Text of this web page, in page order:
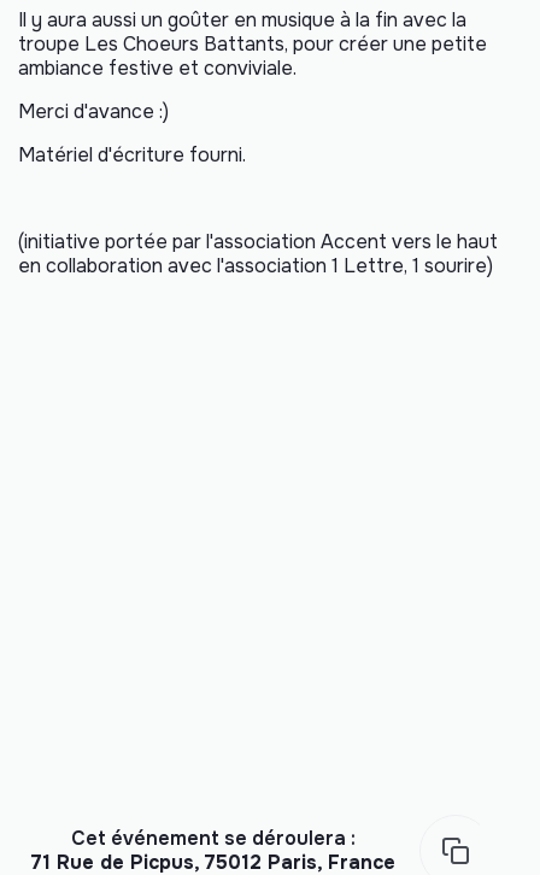
Il y aura aussi un goûter en musique à la fin avec la
troupe Les Choeurs Battants, pour créer une petite
ambiance festive et conviviale.
Merci d'avance :)
Matériel d'écriture fourni.
(initiative portée par l'association Accent vers le haut
en collaboration avec l'association 1 Lettre, 1 sourire)
Cet événement se déroulera :
71 Rue de Picpus, 75012 Paris, France